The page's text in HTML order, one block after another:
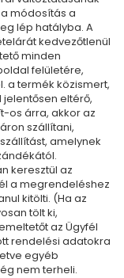
módosítás a
lép hatályba. A
kedvezőtlenül
minden
felületére,
a termék közismert,
eltérő,
os árra, akkor az
szállítani,
amelynek
keresztül az
a megrendeléshez
kitölti. (Ha az
tölt ki,
az Ügyfél
rendelési adatokra
egyéb
nem terheli.